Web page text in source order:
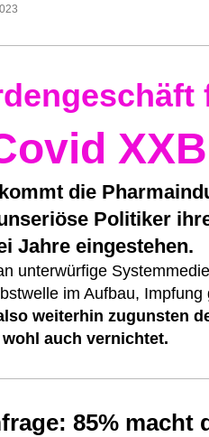
die
Politiker
Jahre eingestehen.
unterwürfige
im Aufbau,
weiterhin zugunsten
auch vernichtet.
85% macht